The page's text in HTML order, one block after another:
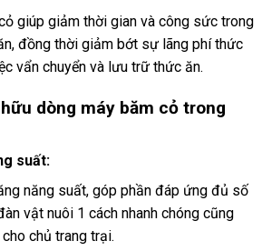
giúp giảm thời gian và công sức trong
đồng thời giảm bớt sự lãng phí thức
vẩn chuyển và lưu trữ thức ăn.
dòng máy băm cỏ trong
suất:
năng suất, góp phần đáp ứng đủ số
vật nuôi 1 cách nhanh chóng cũng
chủ trang trại.